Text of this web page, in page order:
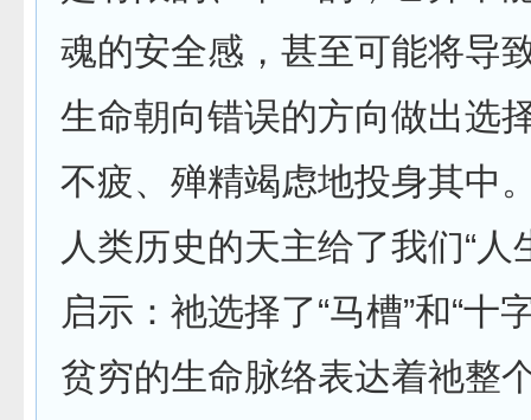
魂的安全感，甚至可能将导
生命朝向错误的方向做出选
不疲、殚精竭虑地投身其中
人类历史的天主给了我们“人
启示：祂选择了“马槽”和“十
贫穷的生命脉络表达着祂整